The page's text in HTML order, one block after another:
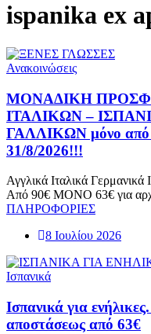
ispanika ex
Ανακοινώσεις
ΜΟΝΑΔΙΚΗ
ΙΤΑΛΙΚΩΝ –
ΓΑΛΛΙΚΩΝ μόνο από
31/8/2026!!!
Αγγλικά Ιταλικά
Από 90€ ΜΟΝΟ 63€ για
ΠΛΗΡΟΦΟΡΙΕΣ
8 Ιουλίου 2026
Ισπανικά
Ισπανικά για
αποστάσεως από 63€